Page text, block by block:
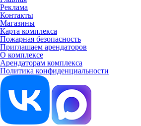
Реклама
Контакты
Магазины
Карта комплекса
Пожарная безопасность
Приглашаем арендаторов
О комплексе
Арендаторам комплекса
Политика конфиденциальности